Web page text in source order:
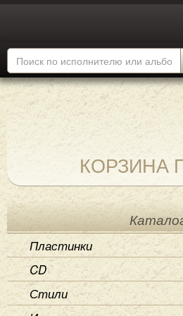
КОРЗИНА
Пластинки
CD
Стили